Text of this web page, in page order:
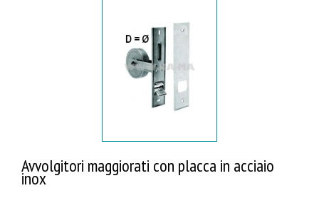
Avvolgitori maggiorati con placca in acciaio
inox